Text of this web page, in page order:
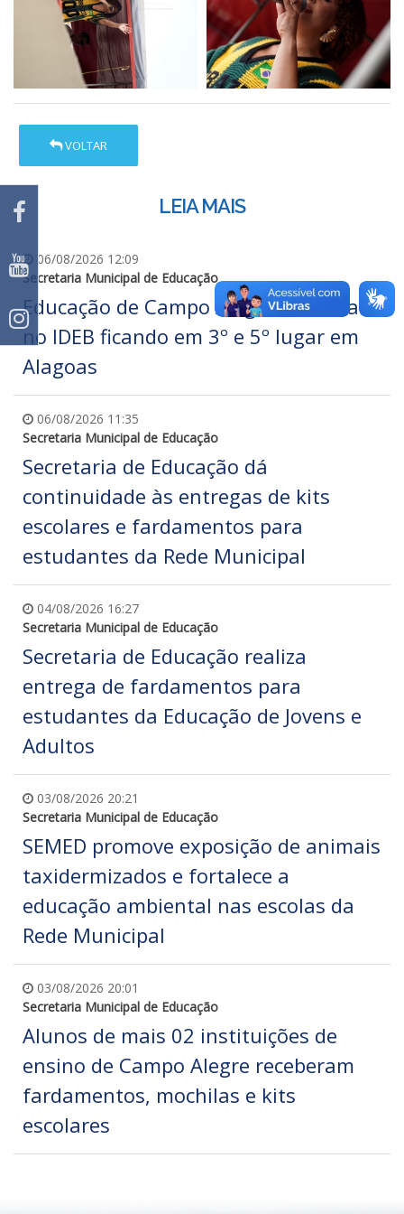
VOLTAR
LEIA MAIS
06/08/2026 12:09
Secretaria Municipal de Educação
Educação de Campo Alegre se destaca
no IDEB ficando em 3º e 5º lugar em
Alagoas
06/08/2026 11:35
Secretaria Municipal de Educação
Secretaria de Educação dá
continuidade às entregas de kits
escolares e fardamentos para
estudantes da Rede Municipal
04/08/2026 16:27
Secretaria Municipal de Educação
Secretaria de Educação realiza
entrega de fardamentos para
estudantes da Educação de Jovens e
Adultos
03/08/2026 20:21
Secretaria Municipal de Educação
SEMED promove exposição de animais
taxidermizados e fortalece a
educação ambiental nas escolas da
Rede Municipal
03/08/2026 20:01
Secretaria Municipal de Educação
Alunos de mais 02 instituições de
ensino de Campo Alegre receberam
fardamentos, mochilas e kits
escolares